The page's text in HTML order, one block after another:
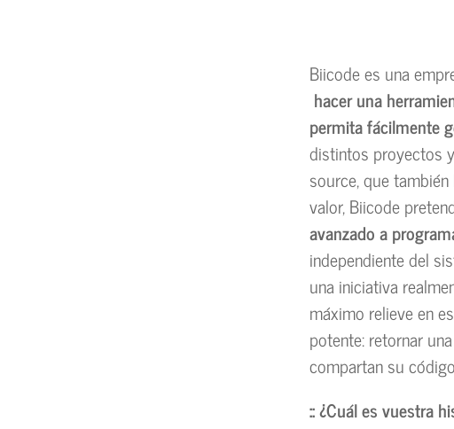
Biicode es una
hacer una
permita fácilmente
distintos proyectos
source, que
valor, Biicode
avanzado a
independiente del
una iniciativa
máximo relieve en
potente: retornar
compartan su
:: ¿Cuál es vuestra